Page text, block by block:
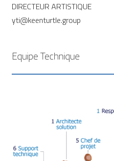
DIRECTEUR ARTISTIQUE
yti@keenturtle.group
Equipe Technique